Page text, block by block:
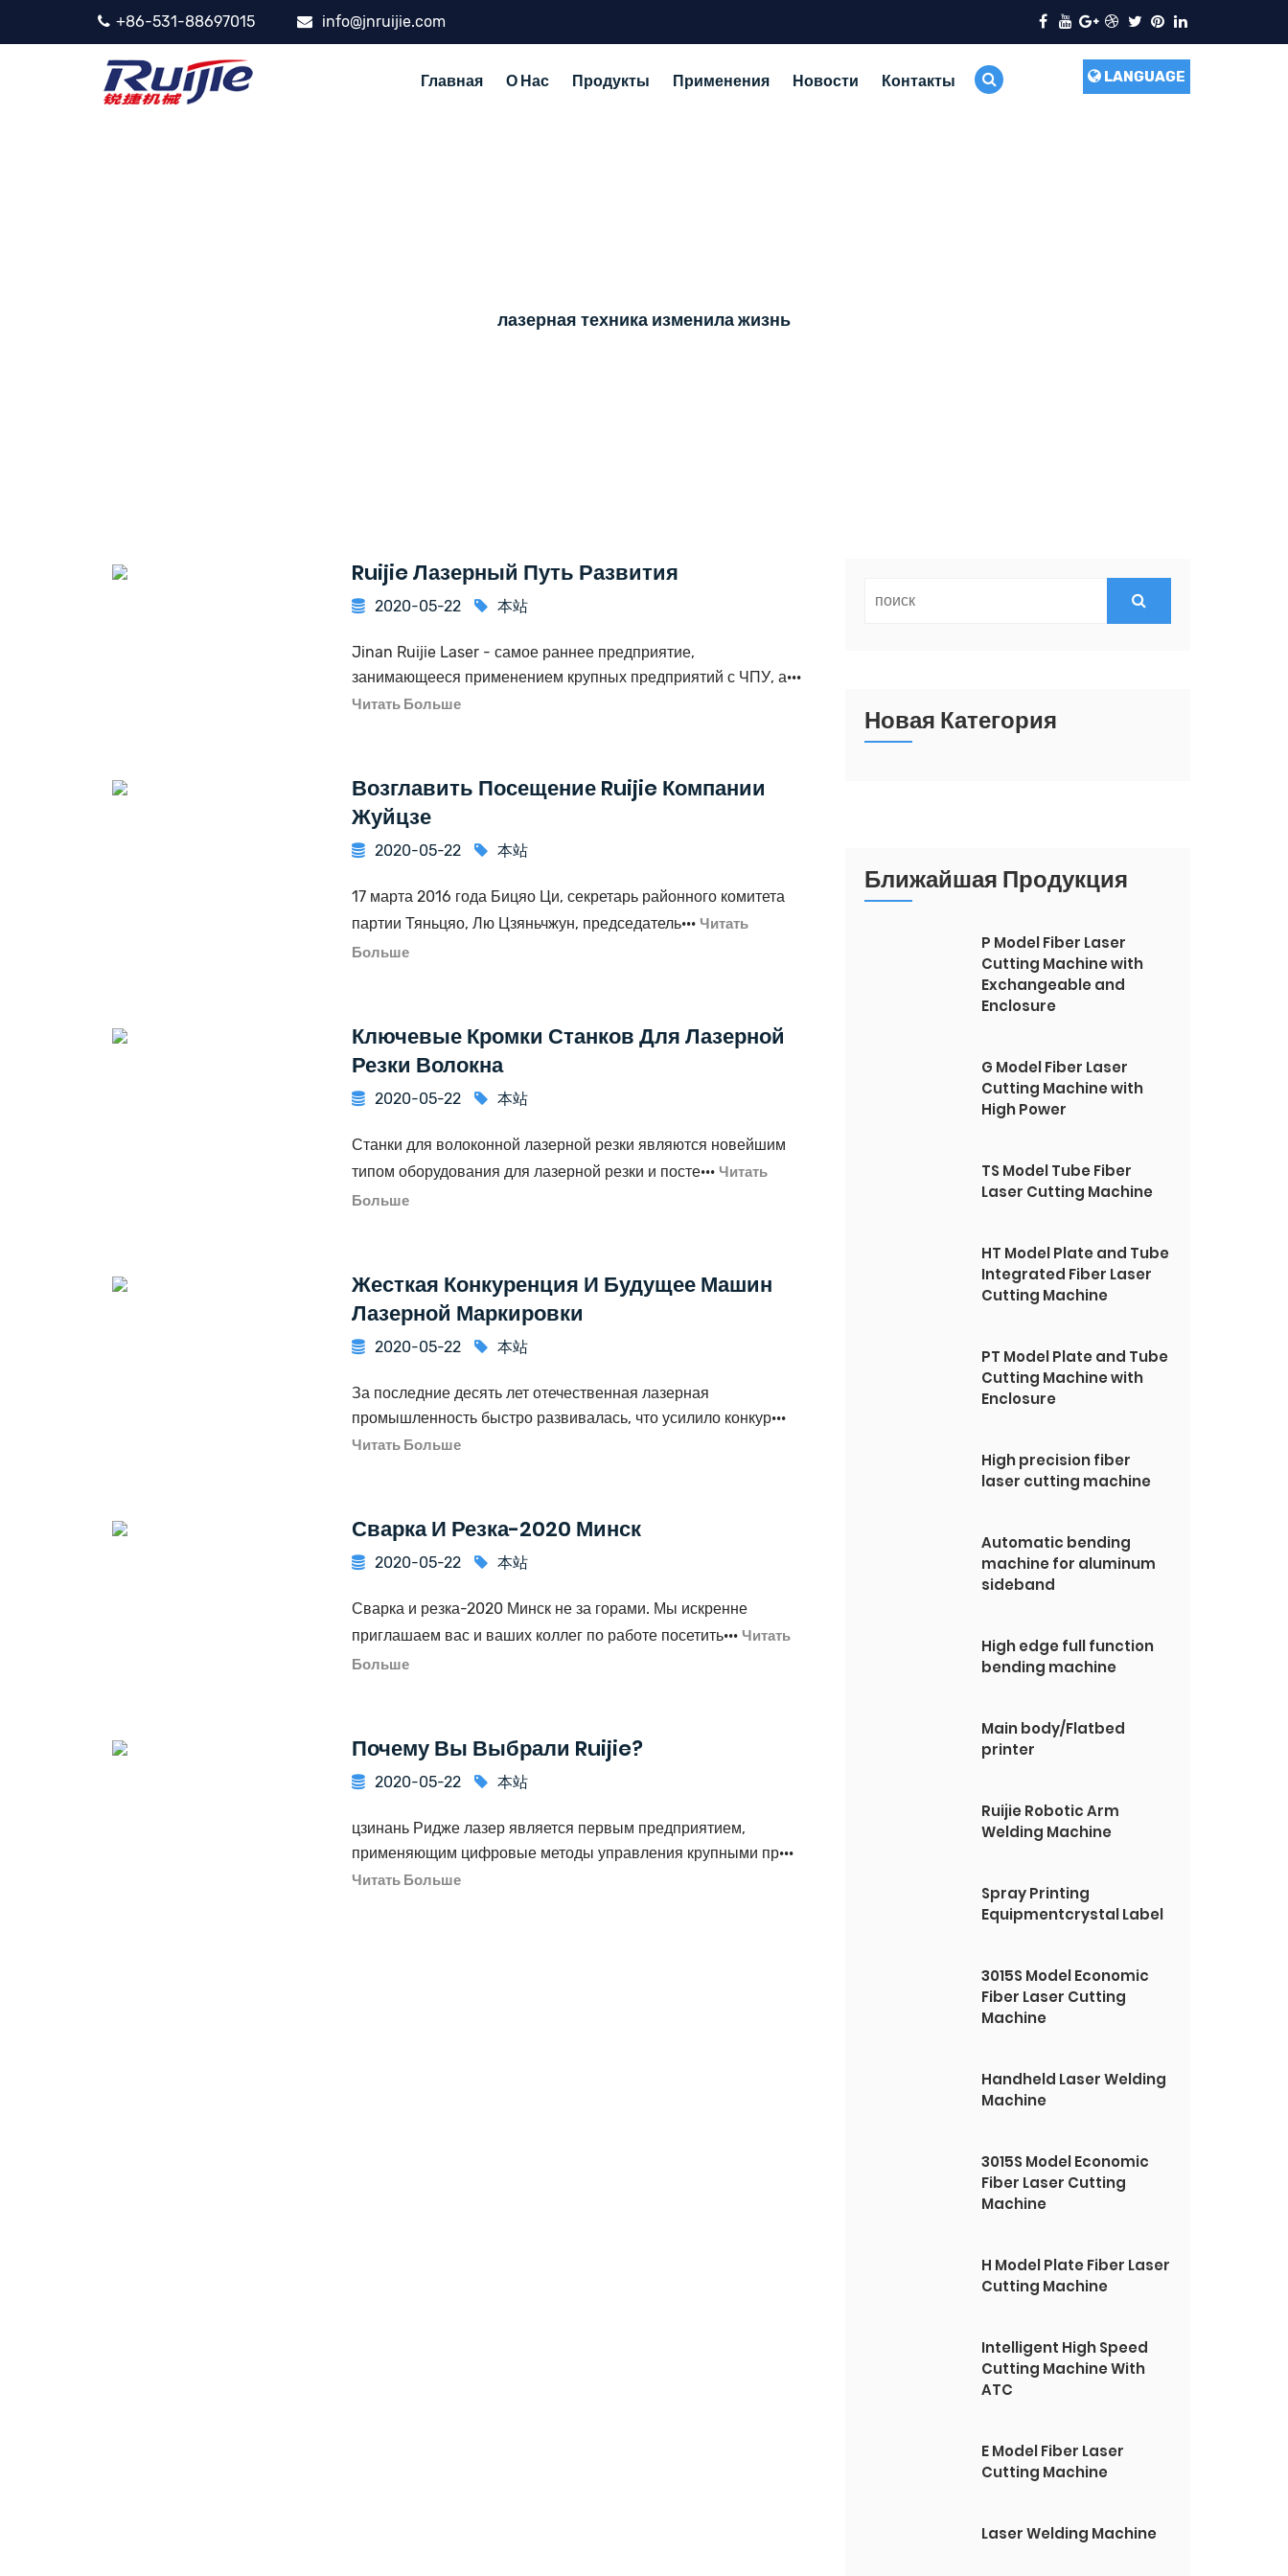
+86-531-88697015 info@jnruijie.com
Главная О Нас Продукты Применения Новости Контакты LANGUAGE
лазерная техника изменила жизнь
Ruijie Лазерный Путь Развития
2020-05-22 本站
Jinan Ruijie Laser - самое раннее предприятие,
занимающееся применением крупных предприятий с ЧПУ, а···
Читать Больше
Возглавить Посещение Ruijie Компании
Жуйцзе
2020-05-22 本站
17 марта 2016 года Бицяо Ци, секретарь районного комитета
партии Тяньцяо, Лю Цзяньчжун, председатель··· Читать
Больше
Ключевые Кромки Станков Для Лазерной
Резки Волокна
2020-05-22 本站
Станки для волоконной лазерной резки являются новейшим
типом оборудования для лазерной резки и посте··· Читать
Больше
Жесткая Конкуренция И Будущее Машин
Лазерной Маркировки
2020-05-22 本站
За последние десять лет отечественная лазерная
промышленность быстро развивалась, что усилило конкур···
Читать Больше
Сварка И Резка-2020 Минск
2020-05-22 本站
Сварка и резка-2020 Минск не за горами. Мы искренне
приглашаем вас и ваших коллег по работе посетить··· Читать
Больше
Почему Вы Выбрали Ruijie?
2020-05-22 本站
цзинань Ридже лазер является первым предприятием,
применяющим цифровые методы управления крупными пр···
Читать Больше
Новая Категория
Ближайшая Продукция
P Model Fiber Laser
Cutting Machine with
Exchangeable and
Enclosure
G Model Fiber Laser
Cutting Machine with
High Power
TS Model Tube Fiber
Laser Cutting Machine
HT Model Plate and Tube
Integrated Fiber Laser
Cutting Machine
PT Model Plate and Tube
Cutting Machine with
Enclosure
High precision fiber
laser cutting machine
Automatic bending
machine for aluminum
sideband
High edge full function
bending machine
Main body/Flatbed
printer
Ruijie Robotic Arm
Welding Machine
Spray Printing
Equipmentcrystal Label
3015S Model Economic
Fiber Laser Cutting
Machine
Handheld Laser Welding
Machine
3015S Model Economic
Fiber Laser Cutting
Machine
H Model Plate Fiber Laser
Cutting Machine
Intelligent High Speed
Cutting Machine With
ATC
E Model Fiber Laser
Cutting Machine
Laser Welding Machine